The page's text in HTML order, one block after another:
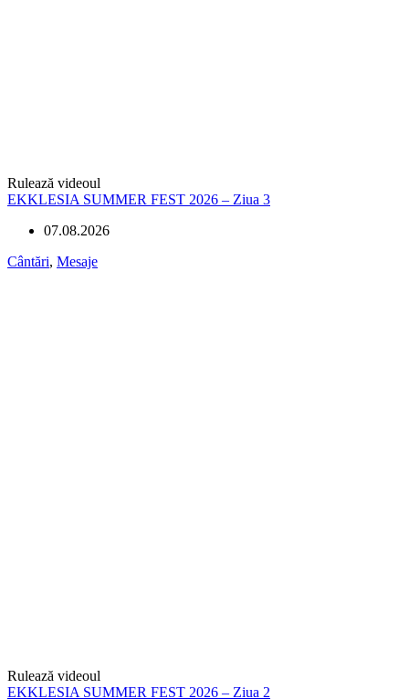
Rulează videoul
EKKLESIA SUMMER FEST 2026 – Ziua 3
07.08.2026
Cântări, Mesaje
Rulează videoul
EKKLESIA SUMMER FEST 2026 – Ziua 2